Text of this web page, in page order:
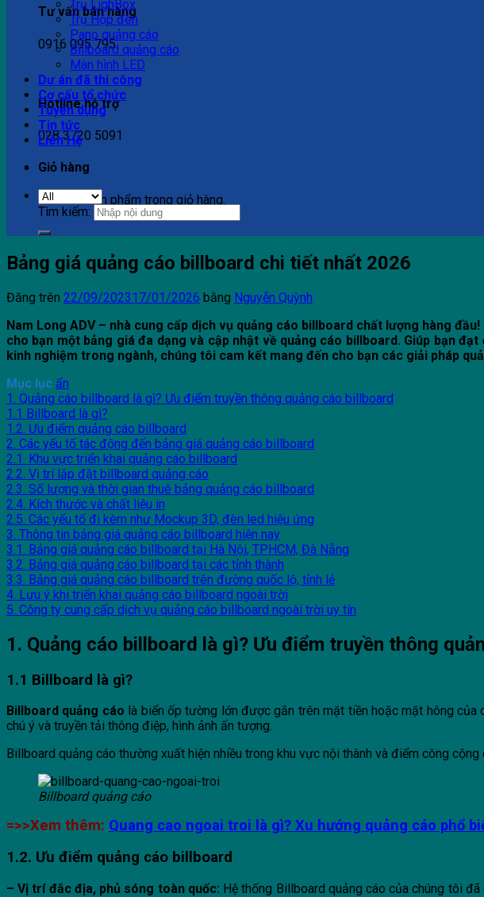
Tư vấn bán hàng
0916 095 795
Hotline hỗ trợ
028 3720 5091
Giỏ hàng
Chưa có sản phẩm trong giỏ hàng.
Trụ LighBox
Trụ Hộp đèn
Pano quảng cáo
Billboard quảng cáo
Màn hình LED
Dự án đã thi công
Cơ cấu tổ chức
Tuyển dụng
Tin tức
Liên Hệ
Tìm kiếm:
Bảng giá quảng cáo billboard chi tiết nhất 2026
Đăng trên 22/09/202317/01/2026 bằng Nguyễn Quỳnh
Nam Long ADV – nhà cung cấp dịch vụ quảng cáo billboard chất lượng hàng
cho bạn một bảng giá đa dạng và cập nhật về quảng cáo billboard. Giúp bạn
kinh nghiệm trong ngành, chúng tôi cam kết mang đến cho bạn các giải pháp
Mục lục ẩn
1. Quảng cáo billboard là gì? Ưu điểm truyền thông quảng cáo billboard
1.1 Billboard là gì?
1.2. Ưu điểm quảng cáo billboard
2. Các yếu tố tác động đến bảng giá quảng cáo billboard
2.1. Khu vực triển khai quảng cáo billboard
2.2. Vị trí lắp đặt billboard quảng cáo
2.3. Số lượng và thời gian thuê bảng quảng cáo billboard
2.4. Kích thước và chất liệu in
2.5. Các yếu tố đi kèm như Mockup 3D, đèn led hiệu ứng
3. Thông tin bảng giá quảng cáo billboard hiện nay
3.1. Bảng giá quảng cáo billboard tại Hà Nội, TPHCM, Đà Nẵng
3.2. Bảng giá quảng cáo billboard tại các tỉnh thành
3.3. Bảng giá quảng cáo billboard trên đường quốc lộ, tỉnh lẻ
4. Lưu ý khi triển khai quảng cáo billboard ngoài trời
5. Công ty cung cấp dịch vụ quảng cáo billboard ngoài trời uy tín
1. Quảng cáo billboard là gì? Ưu điểm truyền thông
1.1 Billboard là gì?
Billboard quảng cáo là biển ốp tường lớn được gắn trên mặt tiền hoặc mặt hông
chú ý và truyền tải thông điệp, hình ảnh ấn tượng.
Billboard quảng cáo thường xuất hiện nhiều trong khu vực nội thành và điểm công
Billboard quảng cáo
=>>Xem thêm: Quang cao ngoai troi là gì? Xu hướng quảng cáo phổ
1.2. Ưu điểm quảng cáo billboard
– Vị trí đắc địa, phủ sóng toàn quốc: Hệ thống Billboard quảng cáo của chúng tôi